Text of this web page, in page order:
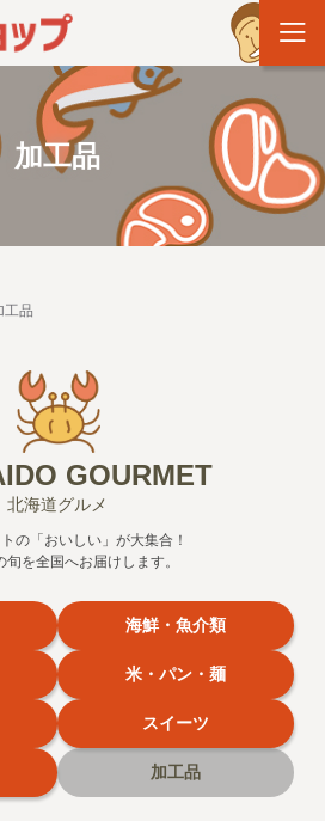
加工品
工品
GOURMET
北海道グルメ
の「おいしい」が大集合！
旬を全国へお届けします。
海鮮・魚介類
米・パン・麺
スイーツ
加工品